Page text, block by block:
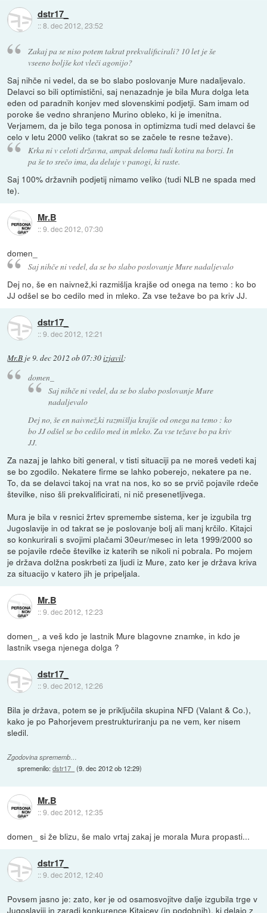
dstr17_
::8. dec 2012, 23:52
Zakaj pa se niso potem takrat prekvalificirali? 10 let je še
vseeno boljše kot vleči agonijo?
Saj nihče ni vedel, da se bo slabo poslovanje Mure nadaljevalo.
Delavci so bili optimistični, saj nenazadnje je bila Mura dolga leta
eden od paradnih konjev med slovenskimi podjetji. Sam imam od
poroke še vedno shranjeno Murino obleko, ki je imenitna.
Verjamem, da je bilo tega ponosa in optimizma tudi med delavci še
celo v letu 2000 veliko (takrat so se začele te resne težave).
Krka ni v celoti državna, ampak deloma tudi kotira na borzi. In
pa še to srečo ima, da deluje v panogi, ki raste.
Saj 100% državnih podjetij nimamo veliko (tudi NLB ne spada med
te).
Mr.B
::9. dec 2012, 07:30
domen_
Saj nihče ni vedel, da se bo slabo poslovanje Mure nadaljevalo
Dej no, še en naivnež,ki razmišlja krajše od onega na temo : ko bo
JJ odšel se bo cedilo med in mleko. Za vse težave bo pa kriv JJ.
dstr17_
::9. dec 2012, 12:21
Mr.B je 9. dec 2012 ob 07:30izjavil:
domen_
Saj nihče ni vedel, da se bo slabo poslovanje Mure
nadaljevalo
Dej no, še en naivnež,ki razmišlja krajše od onega na temo : ko
bo JJ odšel se bo cedilo med in mleko. Za vse težave bo pa kriv
JJ.
Za nazaj je lahko biti general, v tisti situaciji pa ne moreš vedeti kaj
se bo zgodilo. Nekatere firme se lahko poberejo, nekatere pa ne.
To, da se delavci takoj na vrat na nos, ko so se prvič pojavile rdeče
številke, niso šli prekvalificirati, ni nič presenetljivega.
Mura je bila v resnici žrtev spremembe sistema, ker je izgubila trg
Jugoslavije in od takrat se je poslovanje bolj ali manj krčilo. Kitajci
so konkurirali s svojimi plačami 30eur/mesec in leta 1999/2000 so
se pojavile rdeče številke iz katerih se nikoli ni pobrala. Po mojem
je država dolžna poskrbeti za ljudi iz Mure, zato ker je država kriva
za situacijo v katero jih je pripeljala.
Mr.B
::9. dec 2012, 12:23
domen_, a veš kdo je lastnik Mure blagovne znamke, in kdo je
lastnik vsega njenega dolga ?
dstr17_
::9. dec 2012, 12:26
Bila je država, potem se je priključila skupina NFD (Valant & Co.),
kako je po Pahorjevem prestrukturiranju pa ne vem, ker nisem
sledil.
Zgodovina sprememb…
spremenilo:dstr17_ (9. dec 2012 ob 12:29)
Mr.B
::9. dec 2012, 12:35
domen_ si že blizu, še malo vrtaj zakaj je morala Mura propasti...
dstr17_
::9. dec 2012, 12:40
Povsem jasno je: zato, ker je od osamosvojitve dalje izgubila trge v
Jugoslaviji in zaradi konkurence Kitajcev (in podobnih), ki delajo z